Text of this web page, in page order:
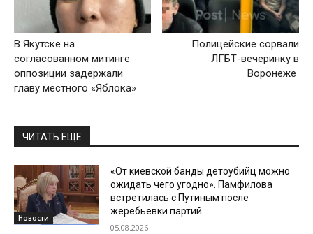
В Якутске на
согласованном митинге
оппозиции задержали
главу местного «Яблока»
Полицейские сорвали
ЛГБТ-вечеринку в
Воронеже
ЧИТАТЬ ЕЩЕ
Новости
«От киевской банды детоубийц можно
ожидать чего угодно». Памфилова
встретилась с Путиным после
жеребьевки партий
05.08.2026